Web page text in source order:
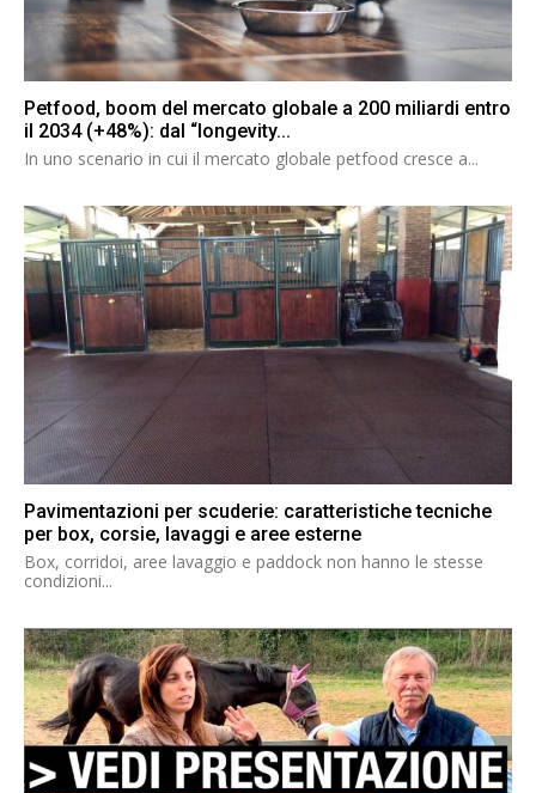
Petfood, boom del mercato globale a 200 miliardi entro
il 2034 (+48%): dal “longevity...
In uno scenario in cui il mercato globale petfood cresce a...
Pavimentazioni per scuderie: caratteristiche tecniche
per box, corsie, lavaggi e aree esterne
Box, corridoi, aree lavaggio e paddock non hanno le stesse
condizioni...